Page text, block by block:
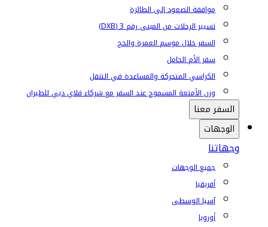
موافقة الصعود إلى الطائرة
تسيير الرحلات من المبنى رقم 3 (DXB)
السفر خلال موسم العمرة والحج
سفر الأم الحامل
الكراسي المتحركة والمساعدة في التنقل
وزن الأمتعة المسموح عند السفر مع شركاء فلاي دبي للطيران
السفر معنا
الوجهات
وجهاتنا
جميع الوجهات
أفريقيا
آسيا الوسطى
أوروبا